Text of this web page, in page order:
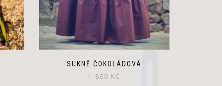
SUKNĚ ČOKOLÁDOVÁ
1 800 KČ